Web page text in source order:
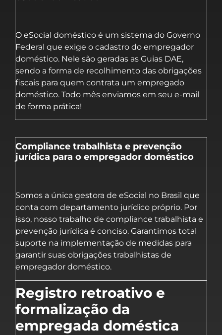
O eSocial doméstico é um sistema do Governo
Federal que exige o cadastro do empregador
doméstico. Nele são geradas as Guias DAE,
sendo a forma de recolhimento das obrigações
fiscais para quem contrata um empregado
doméstico. Todo mês enviamos em seu e-mail
de forma prática!
Compliance trabalhista e prevenção
jurídica para o empregador doméstico
Somos a única gestora de eSocial no Brasil que
conta com departamento jurídico próprio. Por
isso, nosso trabalho de compliance trabalhista e
prevenção jurídica é conciso. Garantimos total
suporte na implementação de medidas para
garantir suas obrigações trabalhistas de
empregador doméstico.
Registro retroativo e
formalização da
empregada doméstica